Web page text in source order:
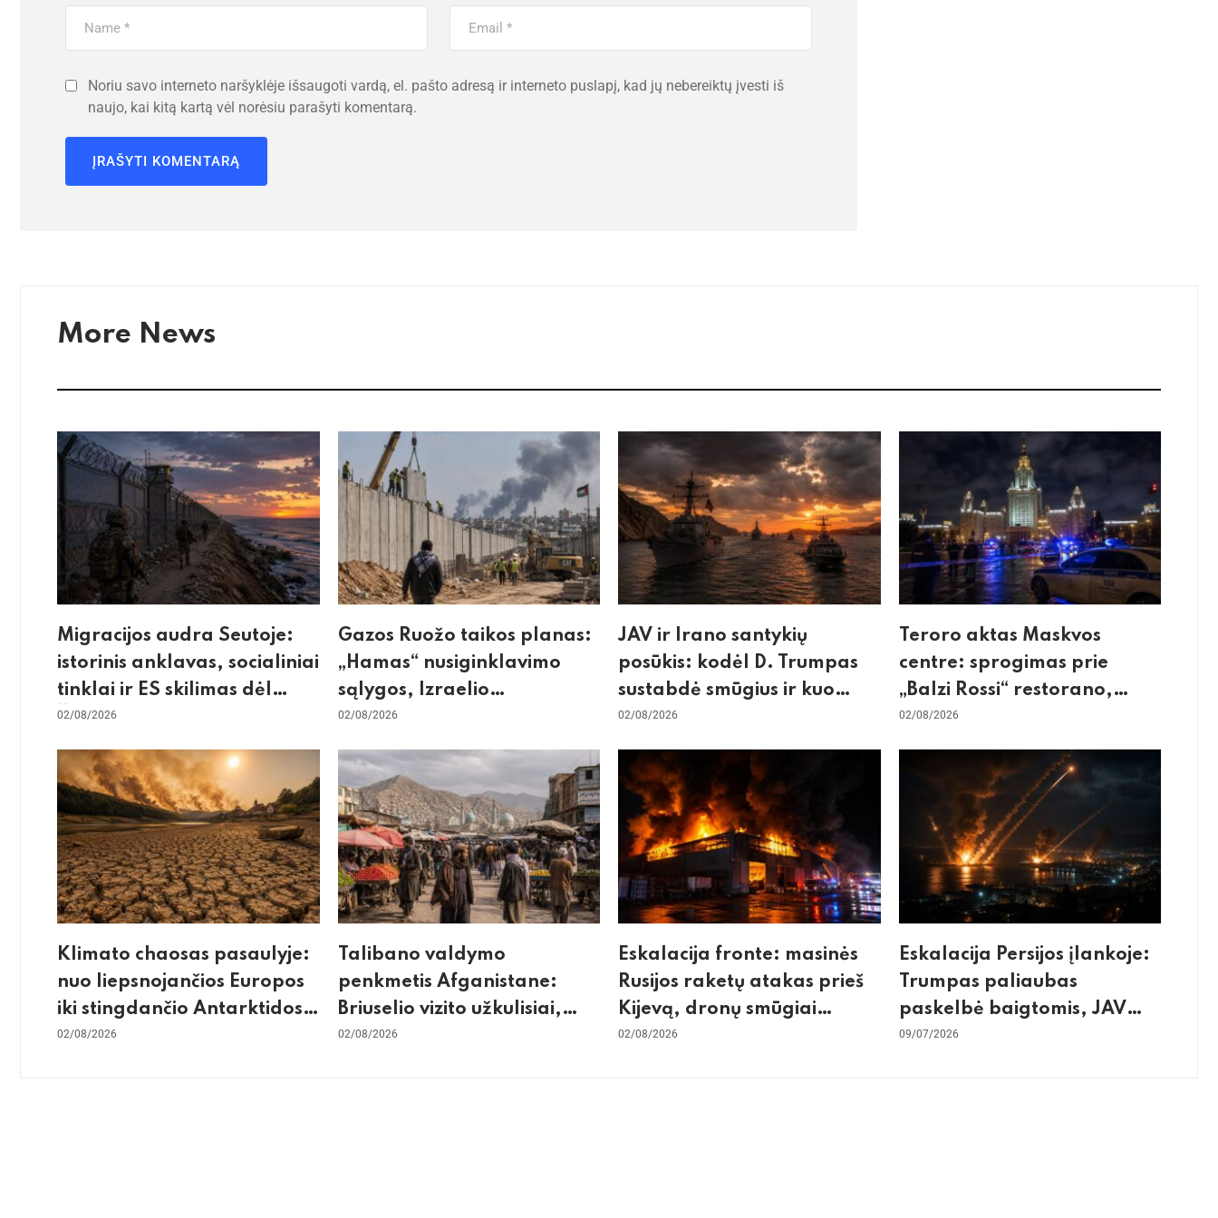
Noriu savo interneto naršyklėje išsaugoti vardą, el. pašto adresą ir interneto puslapį, kad jų nebereiktų įvesti iš
naujo, kai kitą kartą vėl norėsiu parašyti komentarą.
More News
Migracijos audra Seutoje:
istorinis anklavas, socialiniai
tinklai ir ES skilimas dėl
Šengeno zonos
02/08/2026
Gazos Ruožo taikos planas:
„Hamas“ nusiginklavimo
sąlygos, Izraelio
skepticizmas ir ES nerimas
dėl sienos
02/08/2026
JAV ir Irano santykių
posūkis: kodėl D. Trumpas
sustabdė smūgius ir kuo
rizikuoja pasaulio
ekonomika
02/08/2026
Teroro aktas Maskvos
centre: sprogimas prie
„Balzi Rossi“ restorano,
mirtininkės apgulė ir tikrieji
taikiniai
02/08/2026
Klimato chaosas pasaulyje:
nuo liepsnojančios Europos
iki stingdančio Antarktidos
paradokso
02/08/2026
Talibano valdymo
penkmetis Afganistane:
Briuselio vizito užkulisiai,
gilus skurdas ir karinis
02/08/2026
Eskalacija fronte: masinės
Rusijos raketų atakas prieš
Kijevą, dronų smūgiai
„Wildberries“ ir žiemos
02/08/2026
Eskalacija Persijos įlankoje:
Trumpas paliaubas
paskelbė baigtomis, JAV
sunaikino 90 karinių taikinių
09/07/2026